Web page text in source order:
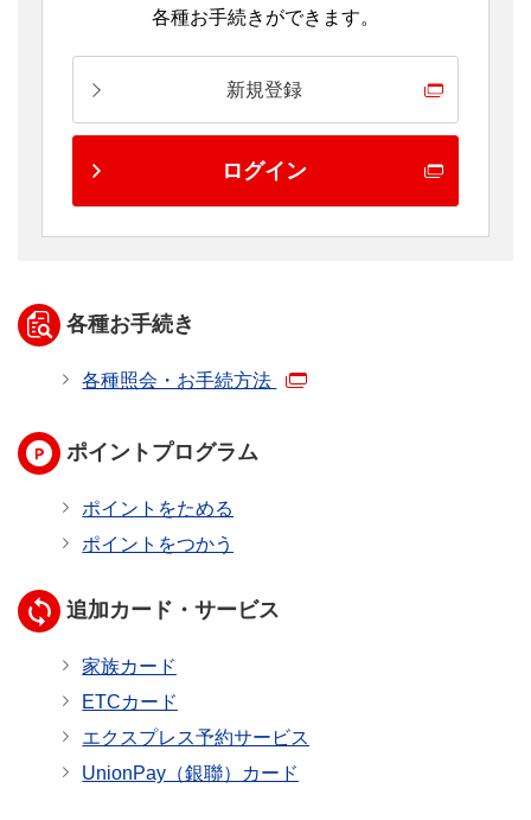
各種お手続きができます。
新規登録
ログイン
各種お手続き
各種照会・お手続方法
ポイントプログラム
ポイントをためる
ポイントをつかう
追加カード・サービス
家族カード
ETCカード
エクスプレス予約サービス
UnionPay（銀聯）カード